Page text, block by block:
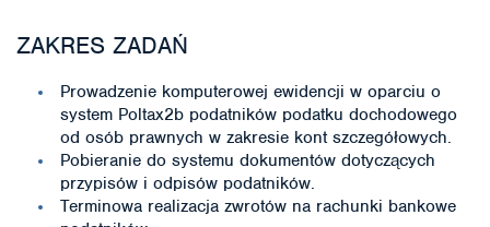
ZAKRES ZADAŃ
Prowadzenie komputerowej ewidencji w oparciu o
system Poltax2b podatników podatku dochodowego
od osób prawnych w zakresie kont szczegółowych.
Pobieranie do systemu dokumentów dotyczących
przypisów i odpisów podatników.
Terminowa realizacja zwrotów na rachunki bankowe